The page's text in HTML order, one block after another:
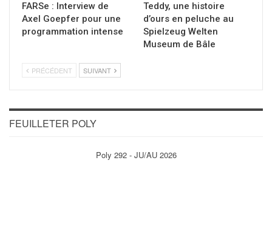
FARSe : Interview de
Axel Goepfer pour une
programmation intense
Teddy, une histoire
d’ours en peluche au
Spielzeug Welten
Museum de Bâle
PRÉCÉDENT SUIVANT
FEUILLETER POLY
Poly 292 - JU/AU 2026